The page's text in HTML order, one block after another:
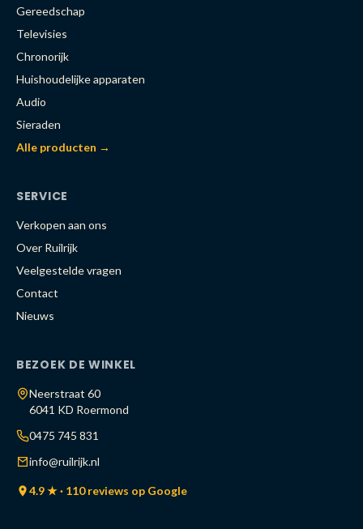
Gereedschap
Televisies
Chronorijk
Huishoudelijke apparaten
Audio
Sieraden
Alle producten →
SERVICE
Verkopen aan ons
Over Ruilrijk
Veelgestelde vragen
Contact
Nieuws
BEZOEK DE WINKEL
Neerstraat 60
6041 KD Roermond
0475 745 831
info@ruilrijk.nl
4.9 ★ · 110 reviews op Google